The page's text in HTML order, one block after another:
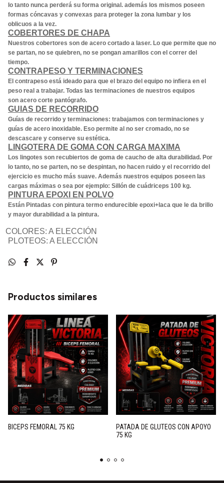
lo tanto nunca perderá su forma original. además los mismos poseen
formas cóncavas y convexas para proteger la zona lumbar y los
oblicuos a la vez.
COBERTORES DE CHAPA
Nuestros cobertores son de acero cortado a laser. Lo que permite que no
se partan, no se quiebren, no se pongan amarillos con el correr del
tiempo.
CONTRAPESO Y TERMINACIONES
El contrapeso está ideado para que el brazo del equipo no infiera en el
peso real a trabajar. Todas las terminaciones de nuestros equipos
son acero corte pantógrafo.
GUIAS DE RECORRIDO
Guías de recorrido y terminaciones: trabajamos con terminaciones y
guías de acero inoxidable. Eso permite al no ser cromado, no se
descascare y conserve su estética.
LINGOTERA DE GOMA CON CARGA MAXIMA
Los lingotes son recubiertos de goma de caucho de alta durabilidad. Por
lo tanto, no se parten, no se despintan, no hacen ruido y el recorrido del
ejercicio es mucho más suave. Además nuestros equipos poseen las
cargas máximas o sea por ejemplo: Sillón de cuádriceps 100 kg.
PINTURA EPOXI EN POLVO
Están Pintadas con pintura termo endurecible epoxi+laca que le da brillo
y mayor durabilidad a la pintura.
COLORES: A ELECCI ÓN
PLOTEOS: A ELECCI ÓN
Productos similares
BICEPS FEMORAL 75 KG
PATADA DE GLUTEOS CON APOYO
75 KG